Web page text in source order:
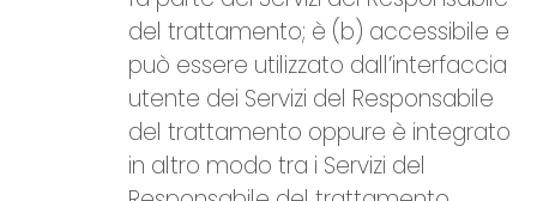
del trattamento; è (b) accessibile e
può essere utilizzato dall’interfaccia
utente dei Servizi del Responsabile
del trattamento oppure è integrato
in altro modo tra i Servizi del